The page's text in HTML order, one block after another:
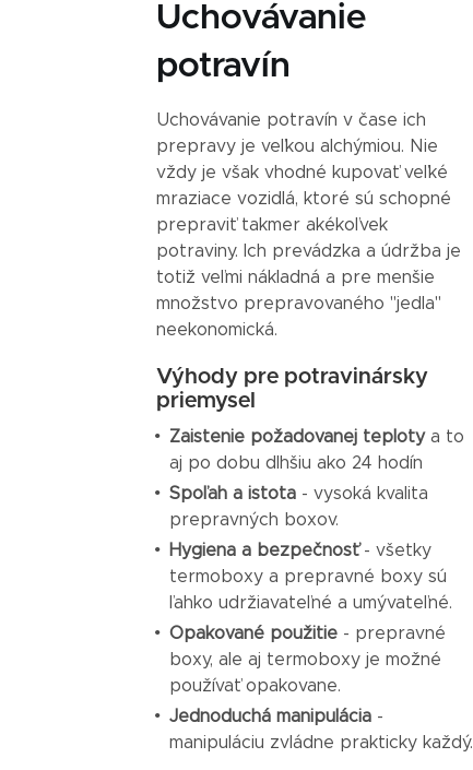
Uchovávanie
potravín
Uchovávanie potravín v čase ich
prepravy je veľkou alchýmiou. Nie
vždy je však vhodné kupovať veľké
mraziace vozidlá, ktoré sú schopné
prepraviť takmer akékoľvek
potraviny. Ich prevádzka a údržba je
totiž veľmi nákladná a pre menšie
množstvo prepravovaného "jedla"
neekonomická.
Výhody pre potravinársky
priemysel
Zaistenie požadovanej teplotya to
aj po dobu dlhšiu ako 24 hodín
Spoľah a istota - vysoká kvalita
prepravných boxov.
Hygiena a bezpečnosť- všetky
termoboxy a prepravné boxy sú
ľahko udržiavateľné a umývateľné.
Opakované použitie - prepravné
boxy, ale aj termoboxy je možné
používať opakovane.
Jednoduchá manipulácia -
manipuláciu zvládne prakticky každý.